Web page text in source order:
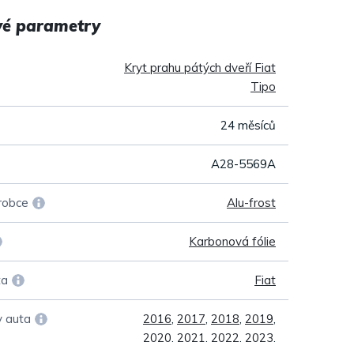
parametry
Kryt prahu pátých dveří Fiat
Tipo
24 měsíců
A28-5569A
Alu-frost
Karbonová fólie
Fiat
auta 2016, 2017, 2018, 2019,
2020, 2021, 2022, 2023,